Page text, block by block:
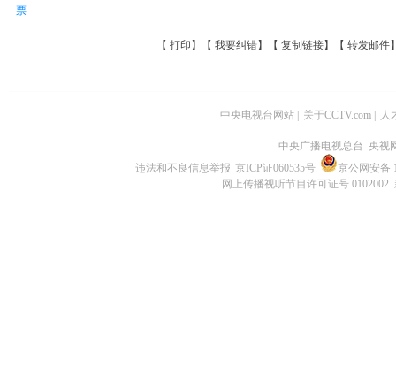
票
【 打印 】【 我要纠错】【 复制链接】【 转发邮件
中央电视台网站 关于CCTV.com 人
中央广播电视总台 央视
违法和不良信息举报 京ICP证060535号
京公网安备
网上传播视听节目许可证号 0102002